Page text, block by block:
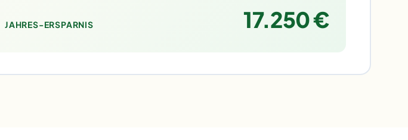
JAHRES-ERSPARNIS 17.250 €